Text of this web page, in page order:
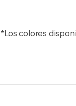
*Los colores